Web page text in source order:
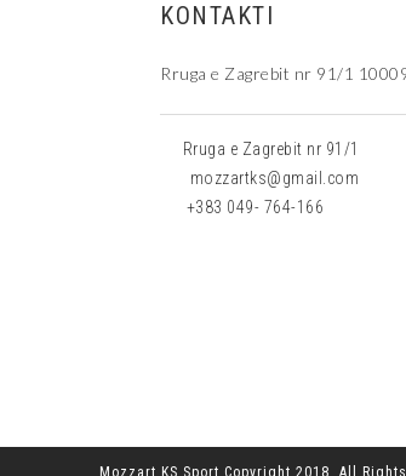
KONTAKTI
Rruga e Zagrebit nr 91/1
Rruga e Zagrebit nr 91/1
mozzartks@gmail.com
+383 049- 764-166
Mozzart KS Sport Copyright 2018. All Rights